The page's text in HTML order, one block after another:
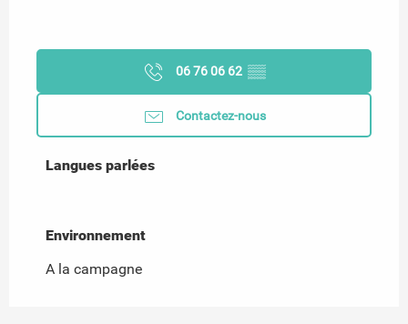
06 76 06 62 ▒▒
Contactez-nous
Langues parlées
Langues parlées
Environnement
Environnement
A la campagne